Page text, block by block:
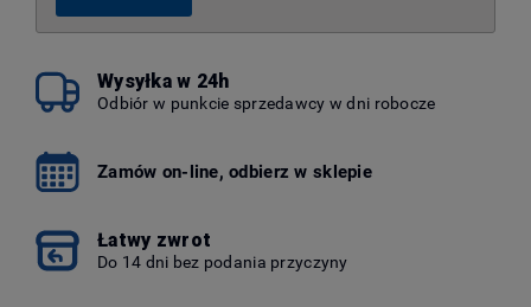
Wysyłka w 24h
Odbiór w punkcie sprzedawcy w dni robocze
Zamów on-line, odbierz w sklepie
Łatwy zwrot
Do 14 dni bez podania przyczyny